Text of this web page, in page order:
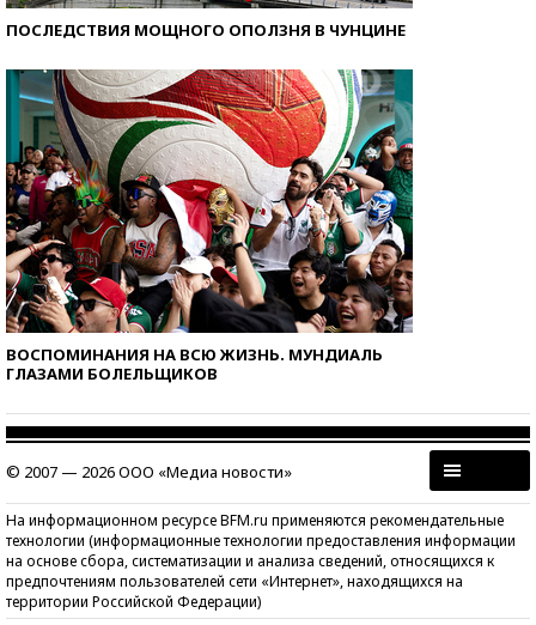
ПОСЛЕДСТВИЯ МОЩНОГО ОПОЛЗНЯ В ЧУНЦИНЕ
ВОСПОМИНАНИЯ НА ВСЮ ЖИЗНЬ. МУНДИАЛЬ
ГЛАЗАМИ БОЛЕЛЬЩИКОВ
© 2007 — 2026 ООО «Медиа новости»
На информационном ресурсе BFM.ru применяются рекомендательные
технологии (информационные технологии предоставления информации
на основе сбора, систематизации и анализа сведений, относящихся к
предпочтениям пользователей сети «Интернет», находящихся на
территории Российской Федерации)